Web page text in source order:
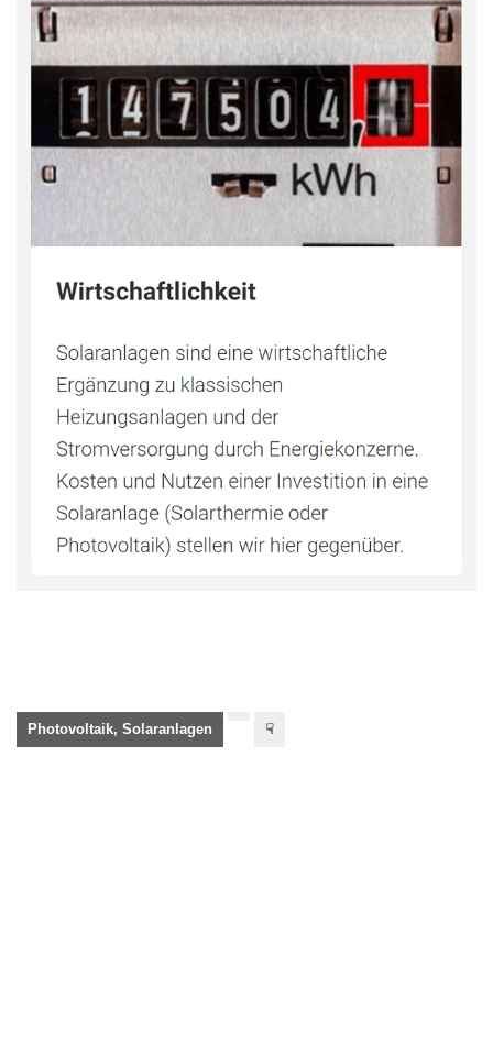
Photovoltaik, Solaranlagen ☟